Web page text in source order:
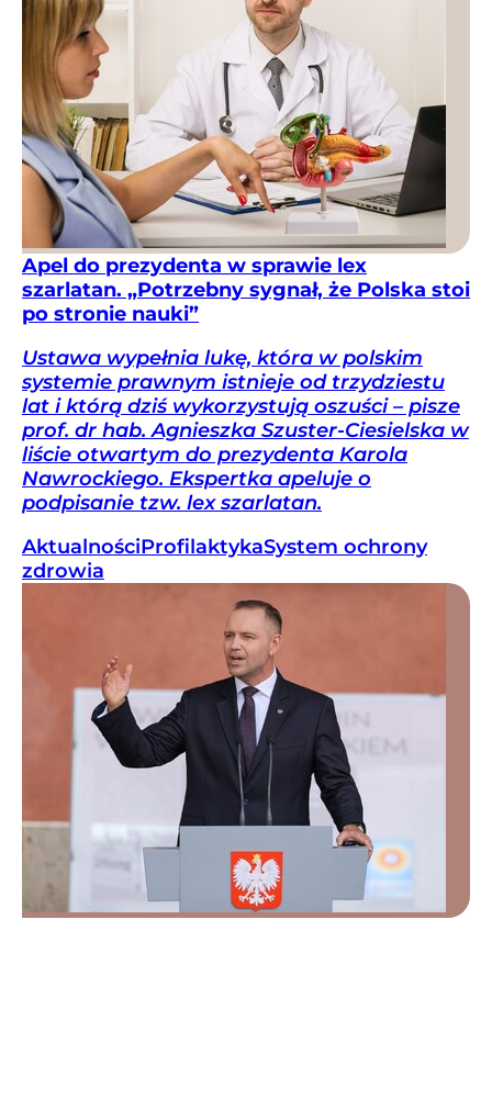
Apel do prezydenta w sprawie lex
szarlatan. „Potrzebny sygnał, że Polska stoi
po stronie nauki”
Ustawa wypełnia lukę, która w polskim
systemie prawnym istnieje od trzydziestu
lat i którą dziś wykorzystują oszuści – pisze
prof. dr hab. Agnieszka Szuster-Ciesielska w
liście otwartym do prezydenta Karola
Nawrockiego. Ekspertka apeluje o
podpisanie tzw. lex szarlatan.
AktualnościProfilaktykaSystem ochrony
zdrowia